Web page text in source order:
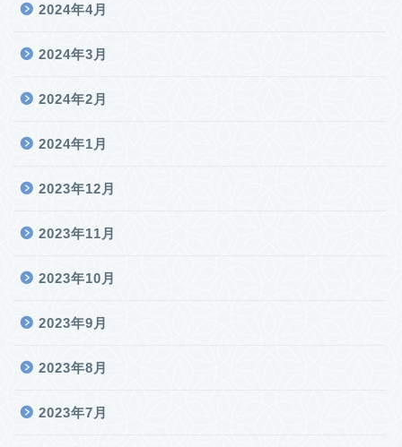
2024年4月
2024年3月
2024年2月
2024年1月
2023年12月
2023年11月
2023年10月
2023年9月
2023年8月
2023年7月